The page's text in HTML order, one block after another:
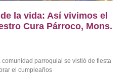
la vida: Así vivimos el
Cura Párroco, Mons.
parroquial se vistió de fiesta
el cumpleaños